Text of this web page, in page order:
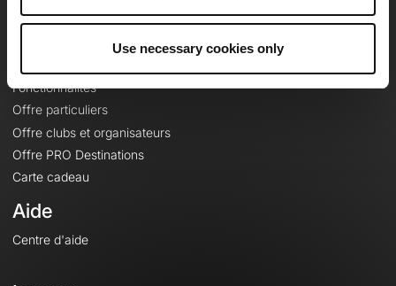
Use necessary cookies only
Fonctionnalités
Offre particuliers
Offre clubs et organisateurs
Offre PRO Destinations
Carte cadeau
Aide
Centre d'aide